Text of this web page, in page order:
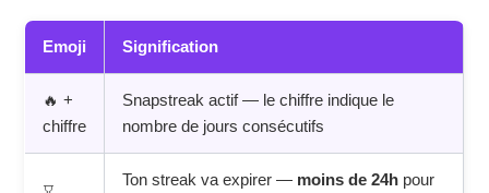
Emoji Signification
🔥 +
chiffre
Snapstreak actif — le chiffre indique le
nombre de jours consécutifs
Ton streak va expirer — moins de 24h pour